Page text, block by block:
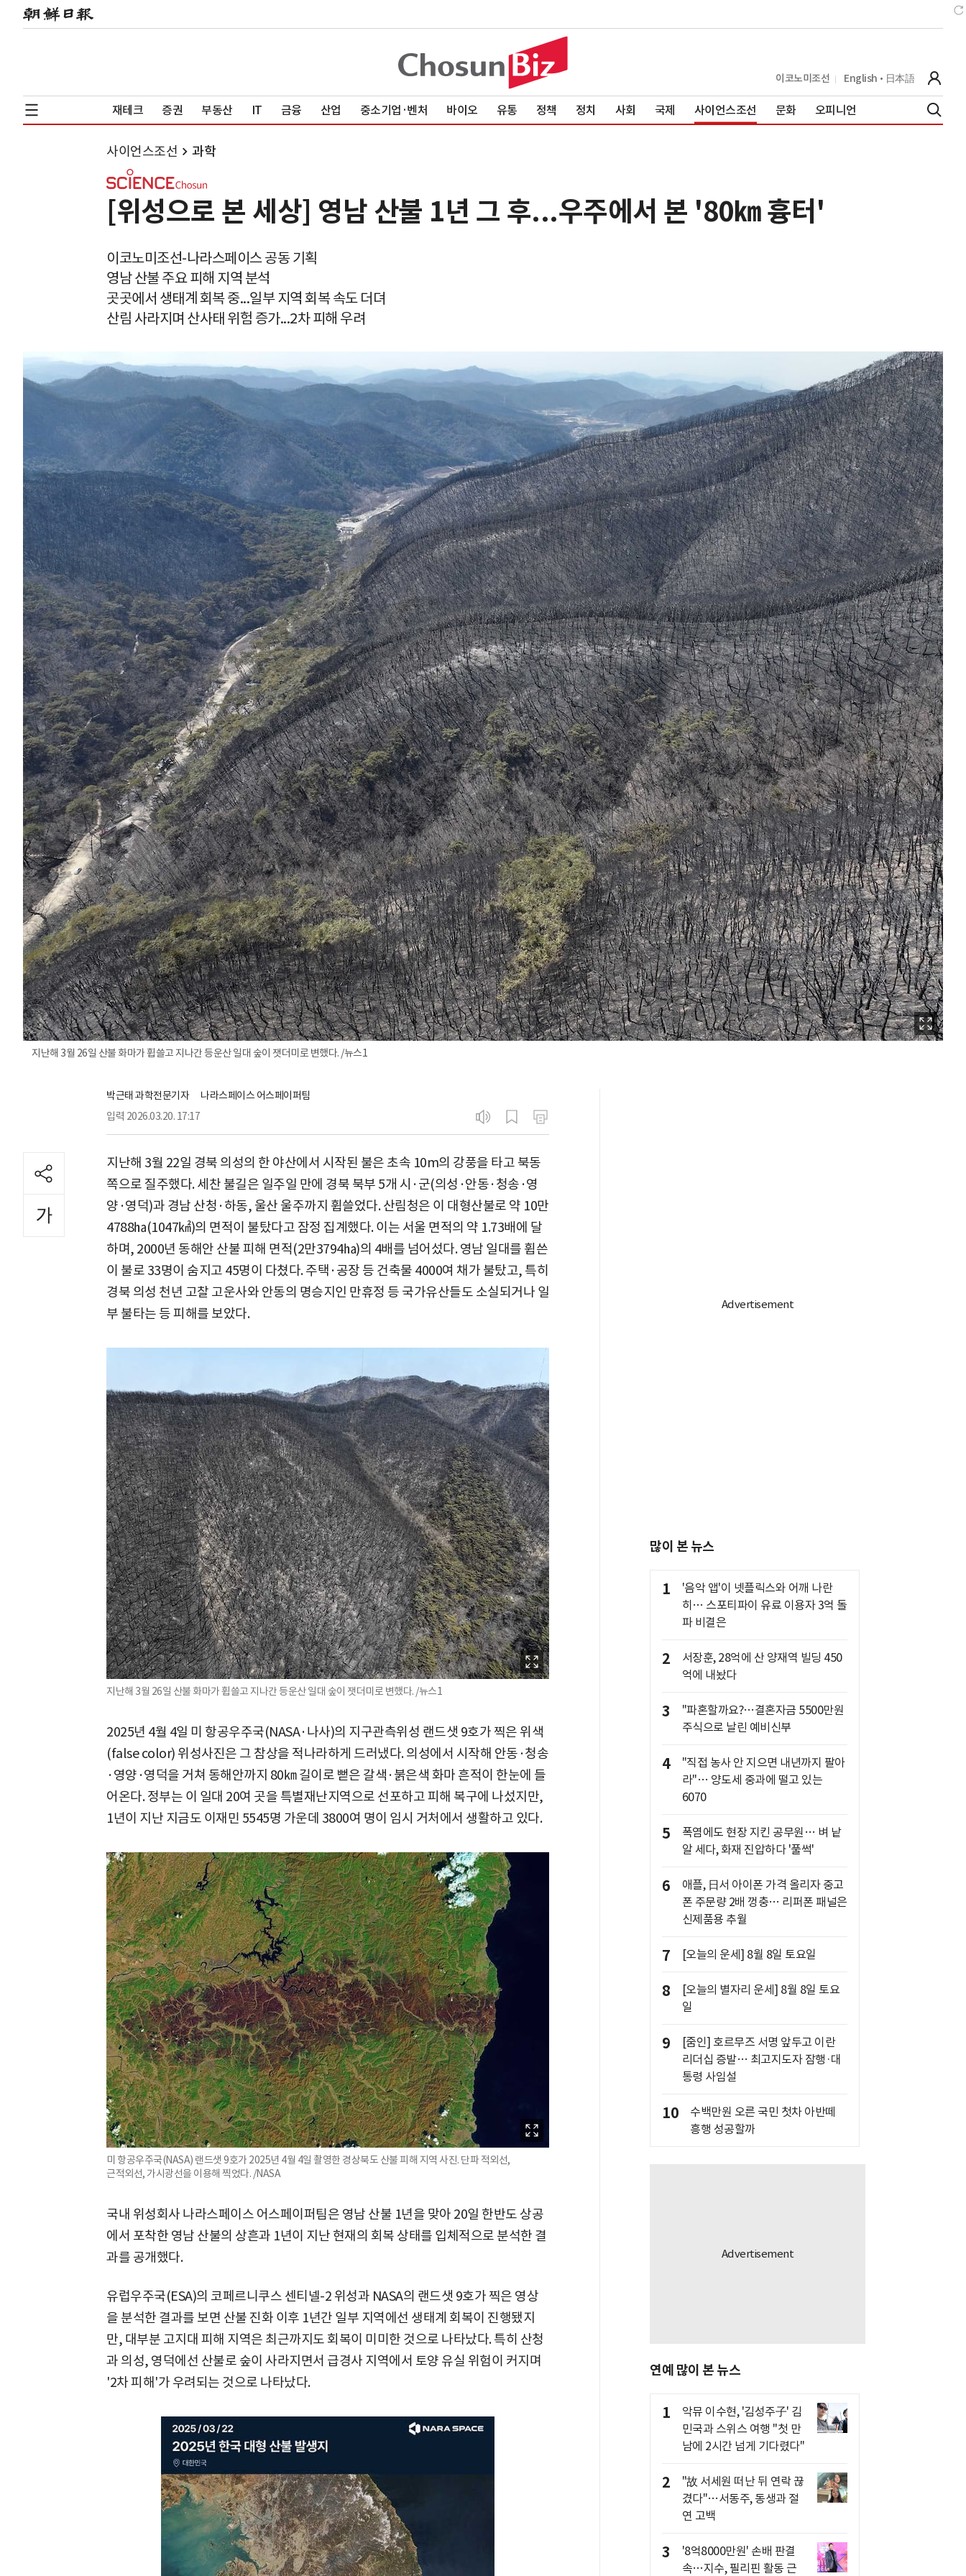
이코노미조선 English 日本語
재테크 증권 부동산 IT 금융 산업 중소기업·벤처 바이오 유통 정책 정치 사회 국제 사이언스조선 문화 오피니언
사이언스조선 과학
[위성으로 본 세상] 영남 산불 1년 그 후...우주에서 본 '80㎞ 흉터'
이코노미조선-나라스페이스 공동 기획
영남 산불 주요 피해 지역 분석
곳곳에서 생태계 회복 중...일부 지역 회복 속도 더뎌
산림 사라지며 산사태 위험 증가...2차 피해 우려
지난해 3월 26일 산불 화마가 휩쓸고 지나간 등운산 일대 숲이 잿더미로 변했다. /뉴스1
박근태 과학전문기자
나라스페이스 어스페이퍼팀
입력 2026.03.20. 17:17
지난해 3월 22일 경북 의성의 한 야산에서 시작된 불은 초속 10m의 강풍을 타고 북동
쪽으로 질주했다. 세찬 불길은 일주일 만에 경북 북부 5개 시·군(의성·안동·청송·영
양·영덕)과 경남 산청·하동, 울산 울주까지 휩쓸었다. 산림청은 이 대형산불로 약 10만
4788㏊(1047㎢)의 면적이 불탔다고 잠정 집계했다. 이는 서울 면적의 약 1.73배에 달
하며, 2000년 동해안 산불 피해 면적(2만3794㏊)의 4배를 넘어섰다. 영남 일대를 휩쓴
이 불로 33명이 숨지고 45명이 다쳤다. 주택·공장 등 건축물 4000여 채가 불탔고, 특히
경북 의성 천년 고찰 고운사와 안동의 명승지인 만휴정 등 국가유산들도 소실되거나 일
부 불타는 등 피해를 보았다.
지난해 3월 26일 산불 화마가 휩쓸고 지나간 등운산 일대 숲이 잿더미로 변했다. /뉴스1
2025년 4월 4일 미 항공우주국(NASA·나사)의 지구관측위성 랜드샛 9호가 찍은 위색
(false color) 위성사진은 그 참상을 적나라하게 드러냈다. 의성에서 시작해 안동·청송
·영양·영덕을 거쳐 동해안까지 80㎞ 길이로 뻗은 갈색·붉은색 화마 흔적이 한눈에 들
어온다. 정부는 이 일대 20여 곳을 특별재난지역으로 선포하고 피해 복구에 나섰지만,
1년이 지난 지금도 이재민 5545명 가운데 3800여 명이 임시 거처에서 생활하고 있다.
미 항공우주국(NASA) 랜드샛 9호가 2025년 4월 4일 촬영한 경상북도 산불 피해 지역 사진. 단파 적외선,
근적외선, 가시광선을 이용해 찍었다. /NASA
국내 위성회사 나라스페이스 어스페이퍼팀은 영남 산불 1년을 맞아 20일 한반도 상공
에서 포착한 영남 산불의 상흔과 1년이 지난 현재의 회복 상태를 입체적으로 분석한 결
과를 공개했다.
유럽우주국(ESA)의 코페르니쿠스 센티넬-2 위성과 NASA의 랜드샛 9호가 찍은 영상
을 분석한 결과를 보면 산불 진화 이후 1년간 일부 지역에선 생태계 회복이 진행됐지
만, 대부분 고지대 피해 지역은 최근까지도 회복이 미미한 것으로 나타났다. 특히 산청
과 의성, 영덕에선 산불로 숲이 사라지면서 급경사 지역에서 토양 유실 위험이 커지며
'2차 피해'가 우려되는 것으로 나타났다.
많이 본 뉴스
1
'음악 앱'이 넷플릭스와 어깨 나란
히… 스포티파이 유료 이용자 3억 돌
파 비결은
2
서장훈, 28억에 산 양재역 빌딩 450
억에 내놨다
3
"파혼할까요?…결혼자금 5500만원
주식으로 날린 예비신부
4
"직접 농사 안 지으면 내년까지 팔아
라"… 양도세 중과에 떨고 있는
6070
5
폭염에도 현장 지킨 공무원… 벼 낱
알 세다, 화재 진압하다 '풀썩'
6
애플, 日서 아이폰 가격 올리자 중고
폰 주문량 2배 껑충… 리퍼폰 패널은
신제품용 추월
7 [오늘의 운세] 8월 8일 토요일
8
[오늘의 별자리 운세] 8월 8일 토요
일
9
[줌인] 호르무즈 서명 앞두고 이란
리더십 증발… 최고지도자 잠행·대
통령 사임설
10
수백만원 오른 국민 첫차 아반떼
흥행 성공할까
연예 많이 본 뉴스
1
악뮤 이수현, '김성주子' 김
민국과 스위스 여행 "첫 만
남에 2시간 넘게 기다렸다"
2
"故 서세원 떠난 뒤 연락 끊
겼다"…서동주, 동생과 절
연 고백
3
'8억8000만원' 손배 판결
속…지수, 필리핀 활동 근